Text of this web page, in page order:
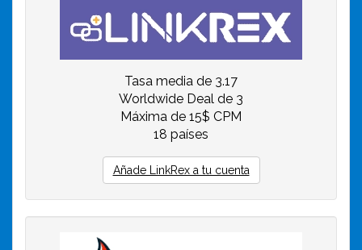
Tasa media de 3.17
Worldwide Deal de 3
Máxima de 15$ CPM
18 países
Añade LinkRex a tu cuenta